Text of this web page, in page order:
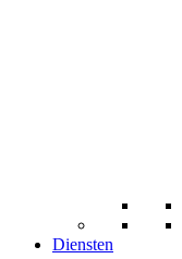
Diensten